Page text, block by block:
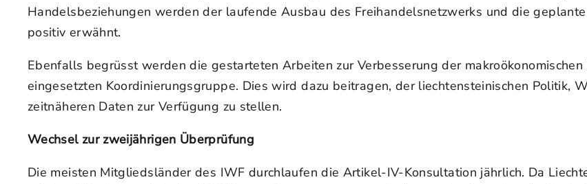
Handelsbeziehungen werden der laufende Ausbau des Freihandelsnetzwerks und die
positiv erwähnt.
Ebenfalls begrüsst werden die gestarteten Arbeiten zur Verbesserung der
eingesetzten Koordinierungsgruppe. Dies wird dazu beitragen, der liechtensteinischen Politik,
zeitnäheren Daten zur Verfügung zu stellen.
Wechsel zur zweijährigen Überprüfung
Die meisten Mitgliedsländer des IWF durchlaufen die Artikel-IV-Konsultation jährlich. Da